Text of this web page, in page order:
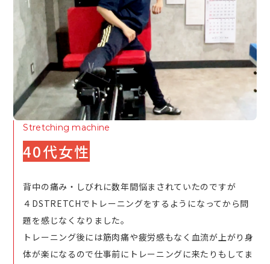
Stretching machine
40代女性
背中の痛み・しびれに数年間悩まされていたのですが
４DSTRETCHでトレーニングをするようになってから問
題を感じなくなりました。
トレーニング後には筋肉痛や疲労感もなく血流が上がり身
体が楽になるので仕事前にトレーニングに来たりもしてま